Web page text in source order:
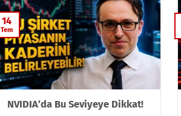
NVIDIA’da Bu Seviyeye Dikkat!
14
Tem